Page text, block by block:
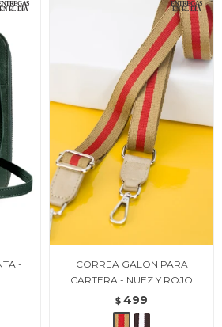
-
CORREA GALON PARA
CARTERA - NUEZ Y ROJO
$ 499